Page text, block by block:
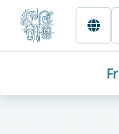
Fara beint í